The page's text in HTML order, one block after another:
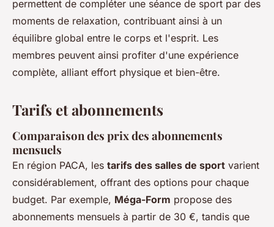
permettent de compléter une séance de sport par des
moments de relaxation, contribuant ainsi à un
équilibre global entre le corps et l'esprit. Les
membres peuvent ainsi profiter d'une expérience
complète, alliant effort physique et bien-être.
Tarifs et abonnements
Comparaison des prix des abonnements
mensuels
En région PACA, les tarifs des salles de sport varient
considérablement, offrant des options pour chaque
budget. Par exemple, Méga-Form propose des
abonnements mensuels à partir de 30 €, tandis que